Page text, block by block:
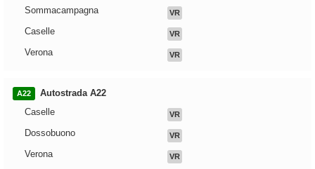
Sommacampagna
VR
Caselle VR
Verona VR
A22
Autostrada A22
Caselle
VR
Dossobuono VR
Verona VR